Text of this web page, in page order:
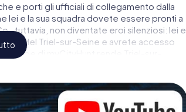
e porti gli ufficiali di collegamento dalla
lei e la sua squadra dovete essere pronti a
tuttavia, non diventate eroi silenziosi: lei e
alto del Triel-sur-Seine e avrete accesso
Escape di myCityHunt rende Triel-sur-